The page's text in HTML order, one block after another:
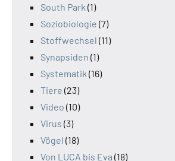
South Park (1)
Soziobiologie (7)
Stoffwechsel (11)
Synapsiden (1)
Systematik (16)
Tiere (23)
Video (10)
Virus (3)
Vögel (18)
Von LUCA bis Eva (18)